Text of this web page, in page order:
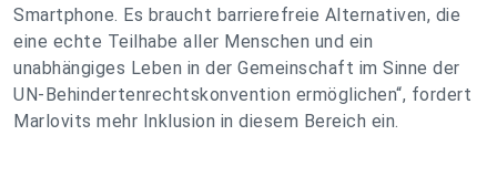
Smartphone. Es braucht barrierefreie Alternativen, die
eine echte Teilhabe aller Menschen und ein
unabhängiges Leben in der Gemeinschaft im Sinne der
UN-Behindertenrechts­konvention ermöglichen“, fordert
Marlovits mehr Inklusion in diesem Bereich ein.